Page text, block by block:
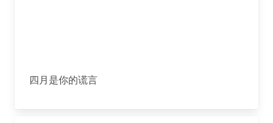
四月是你的谎言